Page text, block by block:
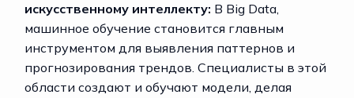
искусственному интеллекту: В Big Data,
машинное обучение становится главным
инструментом для выявления паттернов и
прогнозирования трендов. Специалисты в этой
области создают и обучают модели, делая